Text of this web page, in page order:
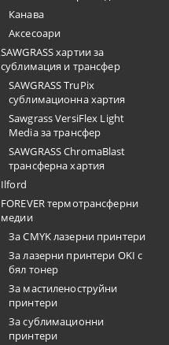
Канава
Аксесоари
SAWGRASS хартии за
сублимация и трансфер
SAWGRASS TruPix
сублимационна хартия
Sawgrass VersiFlex Light
Media за трансфер
SAWGRASS ChromaBlast
трансферна хартия
Ilford
FOREVER термотрансферни
медии
За CMYK лазерни принтери
За лазерни принтери OKI с
бял тонер
За мастиленоструйни
принтери
За сублимационни
принтери